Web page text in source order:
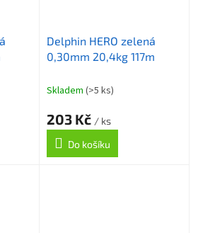
Delphin HERO zelená
0,30mm 20,4kg 117m
Skladem (>5 ks)
203 Kč / ks
Do košíku